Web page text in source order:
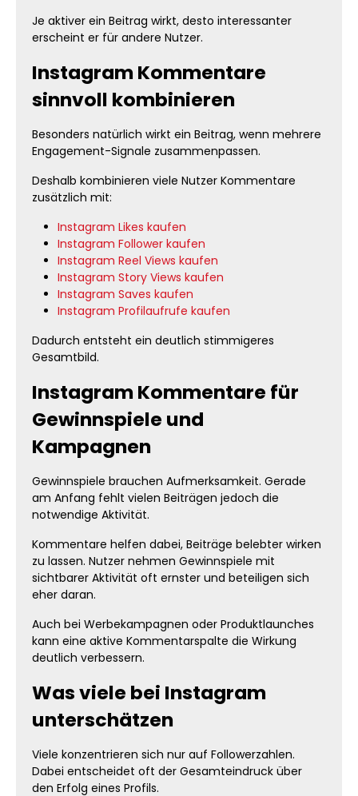
Je aktiver ein Beitrag wirkt, desto interessanter
erscheint er für andere Nutzer.
Instagram Kommentare
sinnvoll kombinieren
Besonders natürlich wirkt ein Beitrag, wenn mehrere
Engagement-Signale zusammenpassen.
Deshalb kombinieren viele Nutzer Kommentare
zusätzlich mit:
Instagram Likes kaufen
Instagram Follower kaufen
Instagram Reel Views kaufen
Instagram Story Views kaufen
Instagram Saves kaufen
Instagram Profilaufrufe kaufen
Dadurch entsteht ein deutlich stimmigeres
Gesamtbild.
Instagram Kommentare für
Gewinnspiele und
Kampagnen
Gewinnspiele brauchen Aufmerksamkeit. Gerade
am Anfang fehlt vielen Beiträgen jedoch die
notwendige Aktivität.
Kommentare helfen dabei, Beiträge belebter wirken
zu lassen. Nutzer nehmen Gewinnspiele mit
sichtbarer Aktivität oft ernster und beteiligen sich
eher daran.
Auch bei Werbekampagnen oder Produktlaunches
kann eine aktive Kommentarspalte die Wirkung
deutlich verbessern.
Was viele bei Instagram
unterschätzen
Viele konzentrieren sich nur auf Followerzahlen.
Dabei entscheidet oft der Gesamteindruck über
den Erfolg eines Profils.